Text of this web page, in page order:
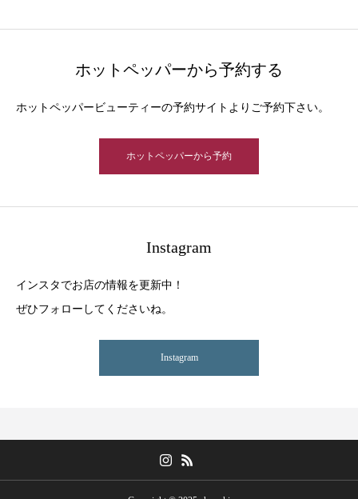
ホットペッパーから予約する
ホットペッパービューティーの予約サイトよりご予約下さい。
ホットペッパーから予約
Instagram
インスタでお店の情報を更新中！
ぜひフォローしてくださいね。
Instagram